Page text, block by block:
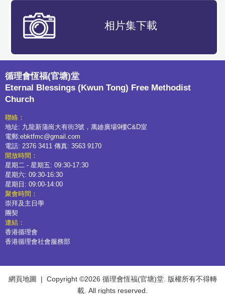
相片集下載
循理會恆福(官塘)堂
Eternal Blessings (Kwun Tong) Free Methodist
Church
聯絡：
地址: 九龍新蒲崗大有街3號，萬廸廣場9樓C&D室
電郵:ebktfmc@gmail.com
電話: 2376 3411 傳真: 3563 9170
開放時間：
星期二 - 星期五: 09:30-17:30
星期六: 09:30-16:30
星期日: 09:00-14:00
聚會時間：
崇拜及主日學
團契
連結：
香港循理會
香港循理會社會服務部
網頁地圖 | Copyright ©2026 循理會恆福(官塘)堂. 版權所有不得轉
載. All rights reserved.